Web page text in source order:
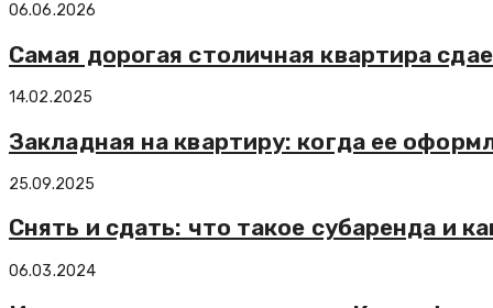
06.06.2026
Самая дорогая столичная квартира
14.02.2025
Закладная на квартиру: когда ее
25.09.2025
Снять и сдать: что такое субаренда и
06.03.2024